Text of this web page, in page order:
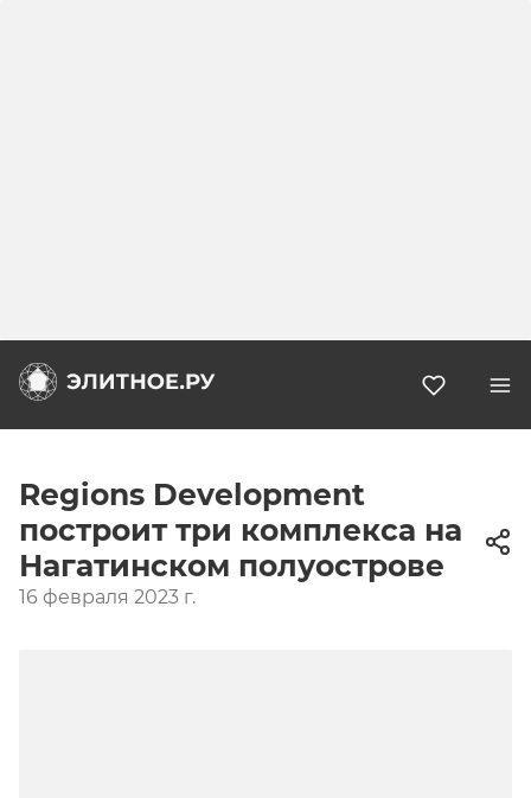
Regions Development
построит три комплекса на
Нагатинском полуострове
16 февраля 2023 г.